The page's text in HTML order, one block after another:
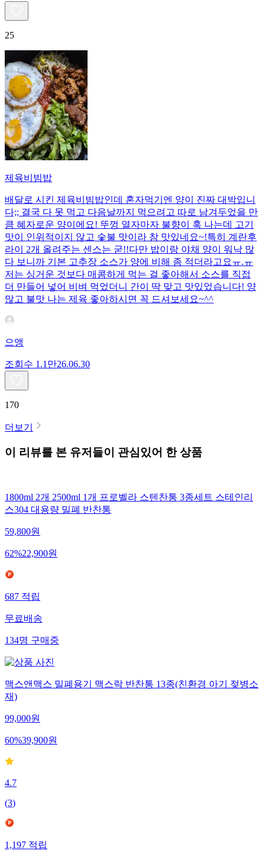
25
제육비빔밥
배달로 시킨 제육비빔밥인데 혼자먹기엔 양이 진짜 대박입니
다;; 결국 다 못 먹고 다음날까지 먹으려고 따로 남겨두었을 만
큼 혜자로운 양이에요! 뚜껑 열자마자 불향이 훅 나는데 고기
맛이 인위적이지 않고 숯불 맛이라 참 맛있네요~!특히 계란후
라이 2개 올려주는 센스는 굳!! ​다만 밥이랑 야채 양이 워낙 많
다 보니까 기본 고추장 소스가 양에 비해 좀 적더라고요ㅠ.ㅠ
저는 싱거운 것보다 매콤하게 먹는 걸 좋아해서 소스를 직접
더 만들어 넣어 비벼 먹었더니 간이 딱 맞고 맛있었습니다! 양
많고 불맛 나는 제육 좋아하시면 꼭 드셔보세요~^^
으앵
조회수 1.1만26.06.30
170
더보기
이 리뷰를 본 유저들이 관심있어 한 상품
1800ml 2개 2500ml 1개 프로벨라 스텐찬통 3종세트 스테인리
스304 대용량 밀폐 반찬통
59,800원
62%22,900원
687적립
무료배송
134명구매중
맥스앤맥스 밀폐용기 맥스락 반찬통 13종(친환경 아기 젖병소
재)
99,000원
60%39,900원
4.7
(3)
1,197적립